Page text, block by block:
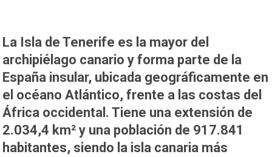
La Isla de Tenerife es la mayor del
archipiélago canario y forma parte de la
España insular, ubicada geográficamente en
el océano Atlántico, frente a las costas del
África occidental. Tiene una extensión de
2.034,4 km² y una población de 917.841
habitantes, siendo la isla canaria más